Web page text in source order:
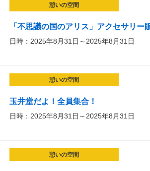
憩いの空間
「不思議の国のアリス」アクセサリ
日時：2025年8月31日～2025年8月31日
憩いの空間
玉井堂だよ！全員集合！
日時：2025年8月31日～2025年8月31日
憩いの空間